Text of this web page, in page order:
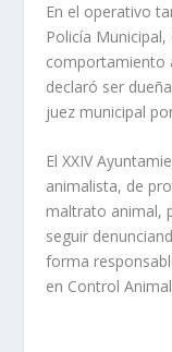
En el operativo
Policía
comportamiento
declaró ser
juez municipal
El XXIV
animalista, de
maltrato animal,
seguir
forma
en Control